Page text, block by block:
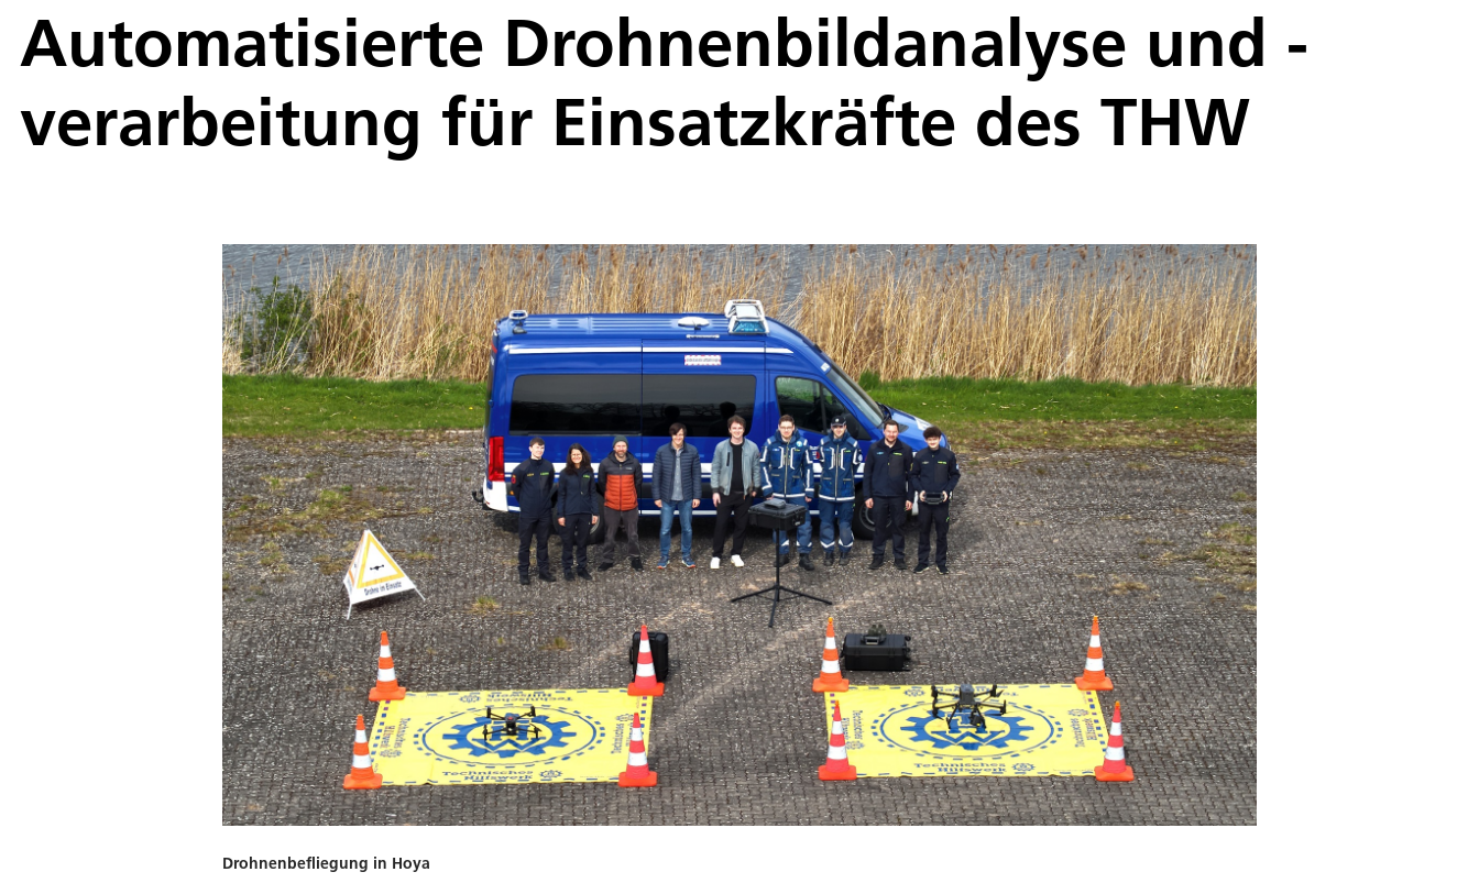
Automatisierte Drohnenbildanalyse und -
verarbeitung für Einsatzkräfte des THW
Drohnenbefliegung in Hoya